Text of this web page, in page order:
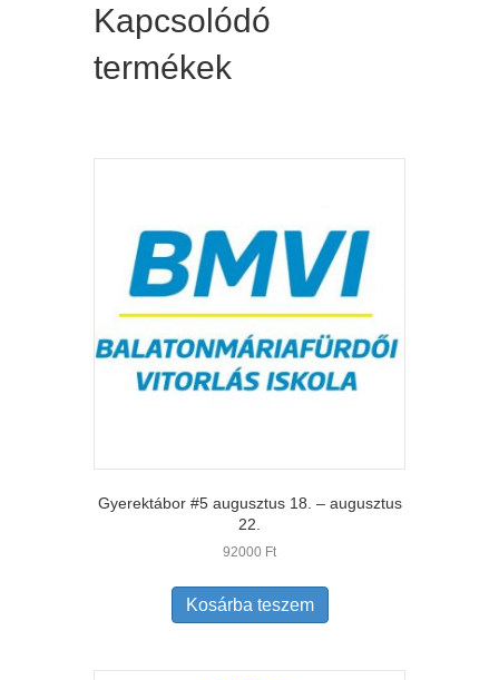
Kapcsolódó
termékek
Gyerektábor #5 augusztus 18. – augusztus
22.
92000 Ft
Kosárba teszem